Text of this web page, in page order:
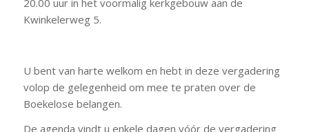
20.00 uur in het voormalig kerkgebouw aan de
Kwinkelerweg 5.
U bent van harte welkom en hebt in deze vergadering
volop de gelegenheid om mee te praten over de
Boekelose belangen.
De agenda vindt u enkele dagen vóór de vergadering